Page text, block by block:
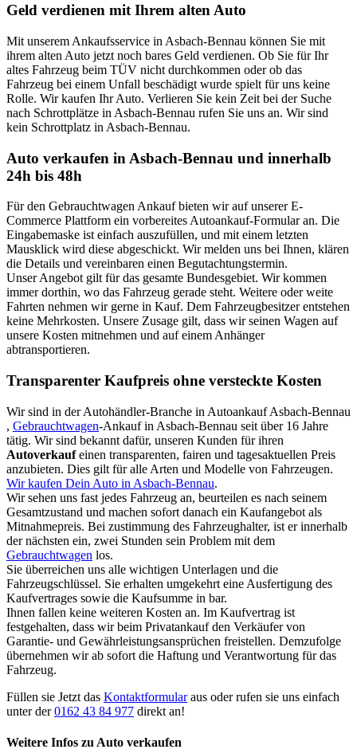
Geld verdienen mit Ihrem alten Auto
Mit unserem Ankaufsservice in Asbach-Bennau können Sie mit
ihrem alten Auto jetzt noch bares Geld verdienen. Ob Sie für Ihr
altes Fahrzeug beim TÜV nicht durchkommen oder ob das
Fahrzeug bei einem Unfall beschädigt wurde spielt für uns keine
Rolle. Wir kaufen Ihr Auto. Verlieren Sie kein Zeit bei der Suche
nach Schrottplätze in Asbach-Bennau rufen Sie uns an. Wir sind
kein Schrottplatz in Asbach-Bennau.
Auto verkaufen in Asbach-Bennau und innerhalb
24h bis 48h
Für den Gebrauchtwagen Ankauf bieten wir auf unserer E-
Commerce Plattform ein vorbereites Autoankauf-Formular an. Die
Eingabemaske ist einfach auszufüllen, und mit einem letzten
Mausklick wird diese abgeschickt. Wir melden uns bei Ihnen, klären
die Details und vereinbaren einen Begutachtungstermin.
Unser Angebot gilt für das gesamte Bundesgebiet. Wir kommen
immer dorthin, wo das Fahrzeug gerade steht. Weitere oder weite
Fahrten nehmen wir gerne in Kauf. Dem Fahrzeugbesitzer entstehen
keine Mehrkosten. Unsere Zusage gilt, dass wir seinen Wagen auf
unsere Kosten mitnehmen und auf einem Anhänger
abtransportieren.
Transparenter Kaufpreis ohne versteckte Kosten
Wir sind in der Autohändler-Branche in Autoankauf Asbach-Bennau
, Gebrauchtwagen-Ankauf in Asbach-Bennau seit über 16 Jahre
tätig. Wir sind bekannt dafür, unseren Kunden für ihren
Autoverkaufeinen transparenten, fairen und tagesaktuellen Preis
anzubieten. Dies gilt für alle Arten und Modelle von Fahrzeugen.
Wir kaufen Dein Auto in Asbach-Bennau.
Wir sehen uns fast jedes Fahrzeug an, beurteilen es nach seinem
Gesamtzustand und machen sofort danach ein Kaufangebot als
Mitnahmepreis. Bei zustimmung des Fahrzeughalter, ist er innerhalb
der nächsten ein, zwei Stunden sein Problem mit dem
Gebrauchtwagen los.
Sie überreichen uns alle wichtigen Unterlagen und die
Fahrzeugschlüssel. Sie erhalten umgekehrt eine Ausfertigung des
Kaufvertrages sowie die Kaufsumme in bar.
Ihnen fallen keine weiteren Kosten an. Im Kaufvertrag ist
festgehalten, dass wir beim Privatankauf den Verkäufer von
Garantie- und Gewährleistungsansprüchen freistellen. Demzufolge
übernehmen wir ab sofort die Haftung und Verantwortung für das
Fahrzeug.
Füllen sie Jetzt das Kontaktformularaus oder rufen sie uns einfach
unter der0162 43 84 977 direkt an!
Weitere Infos zu Auto verkaufen